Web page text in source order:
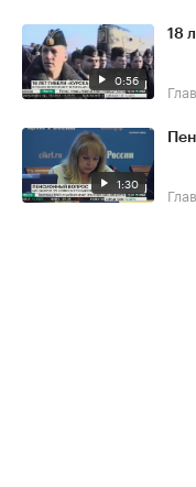
0:56
18
1:30